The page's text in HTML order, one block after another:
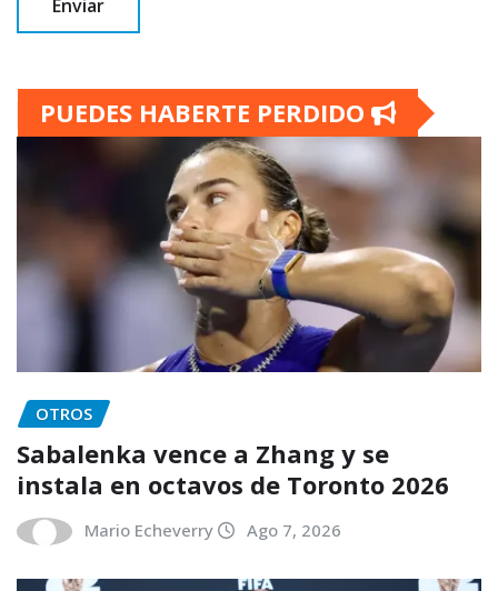
PUEDES HABERTE PERDIDO
OTROS
Sabalenka vence a Zhang y se
instala en octavos de Toronto 2026
Mario Echeverry Ago 7, 2026